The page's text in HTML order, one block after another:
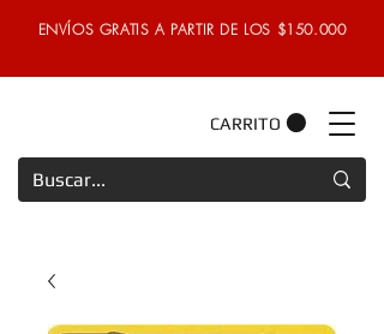
ENVÍOS GRATIS A PARTIR DE LOS $150.000
CARRITO